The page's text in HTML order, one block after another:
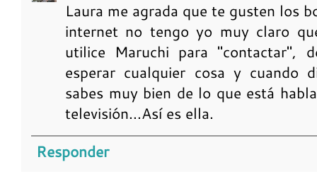
Laura me agrada que te gusten los
internet no tengo yo muy claro
utilice Maruchi para "contactar",
esperar cualquier cosa y cuando
sabes muy bien de lo que está
televisión...Así es ella.
Responder